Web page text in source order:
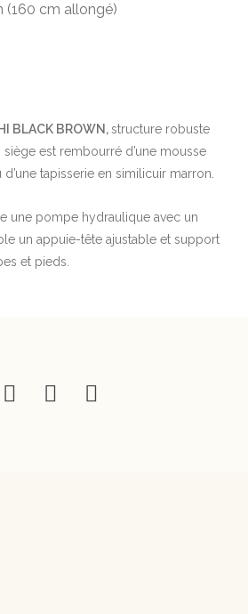
(160 cm allongé)
BLACK BROWN,structure robuste
est rembourré d’une mousse
tapisserie en similicuir marron.
une pompe hydraulique avec un
un appuie-tête ajustable et support
et pieds.